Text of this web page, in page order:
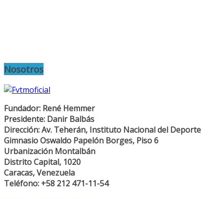
Nosotros
Fundador: René Hemmer
Presidente: Danir Balbás
Dirección: Av. Teherán, Instituto Nacional del Deporte
Gimnasio Oswaldo Papelón Borges, Piso 6
Urbanización Montalbán
Distrito Capital, 1020
Caracas, Venezuela
Teléfono: +58 212 471-11-54